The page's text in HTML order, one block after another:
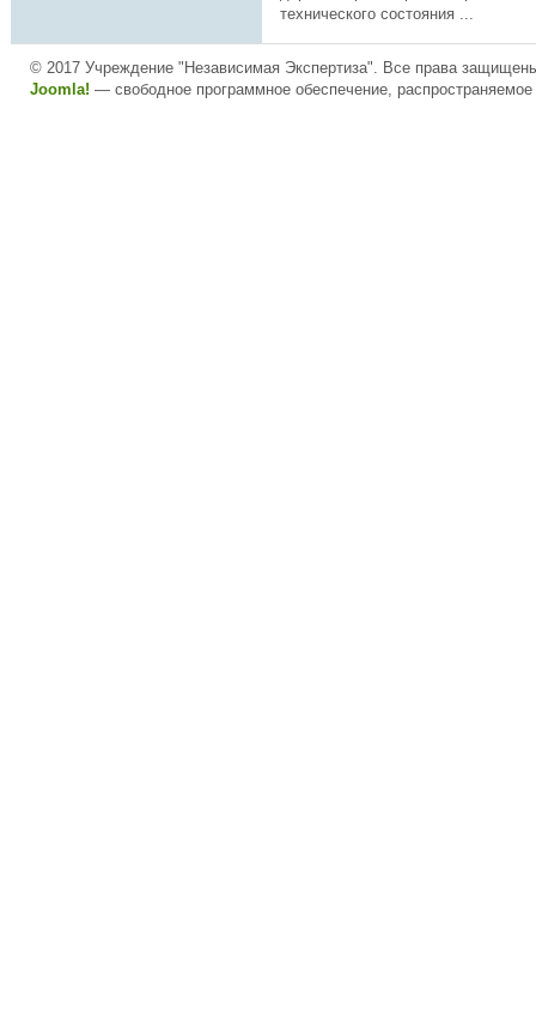
технического состояния ...
© 2017 Учреждение "Независимая Экспертиза". Все права
Joomla! — свободное программное обеспечение,